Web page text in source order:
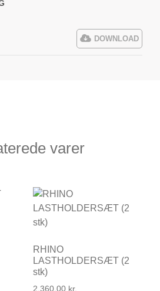
DOWNLOAD
varer
RHINO
LASTHOLDERSÆT (2
stk)
2.360,00 kr.